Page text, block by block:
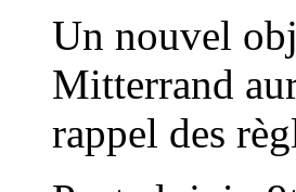
Un nouvel
Mitterrand
rappel des